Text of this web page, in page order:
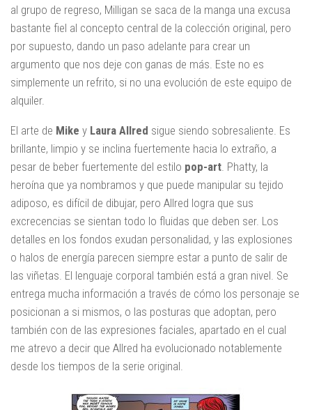
al grupo de regreso, Milligan se saca de la manga una excusa
bastante fiel al concepto central de la colección original, pero
por supuesto, dando un paso adelante para crear un
argumento que nos deje con ganas de más. Este no es
simplemente un refrito, si no una evolución de este equipo de
alquiler.
El arte de Mike y Laura Allred sigue siendo sobresaliente. Es
brillante, limpio y se inclina fuertemente hacia lo extraño, a
pesar de beber fuertemente del estilo pop-art . Phatty, la
heroína que ya nombramos y que puede manipular su tejido
adiposo, es difícil de dibujar, pero Allred logra que sus
excrecencias se sientan todo lo fluidas que deben ser. Los
detalles en los fondos exudan personalidad, y las explosiones
o halos de energía parecen siempre estar a punto de salir de
las viñetas. El lenguaje corporal también está a gran nivel. Se
entrega mucha información a través de cómo los personaje se
posicionan a si mismos, o las posturas que adoptan, pero
también con de las expresiones faciales, apartado en el cual
me atrevo a decir que Allred ha evolucionado notablemente
desde los tiempos de la serie original.